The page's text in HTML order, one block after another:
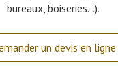
bureaux, boiseries…).
un devis en ligne